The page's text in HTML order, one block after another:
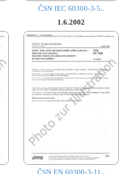
ČSN IEC 60300-3-5..
1.6.2002
ČSN EN 60300-3-11..